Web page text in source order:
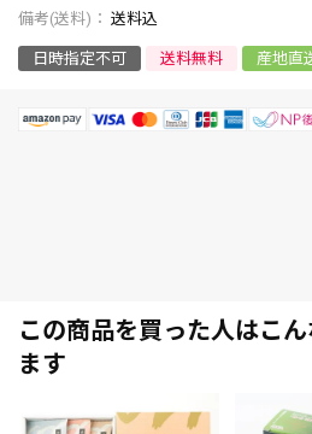
送料込
日時指定不可 送料無料 産地直
この商品を買った人はこ
ます